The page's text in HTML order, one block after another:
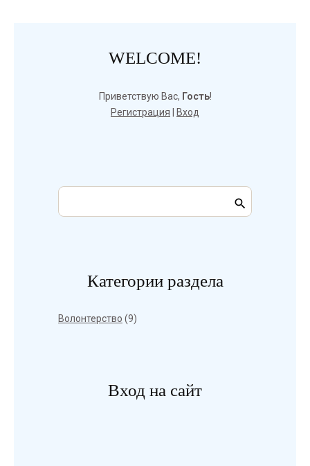
WELCOME!
Приветствую Вас, Гость!
Регистрация
Вход
Категории раздела
Волонтерство (9)
Вход на сайт